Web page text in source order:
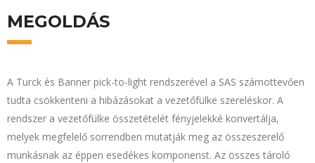
MEGOLDÁS
A Turck és Banner pick-to-light rendszerével a SAS számottevően
tudta csökkenteni a hibázásokat a vezetőfülke szereléskor. A
rendszer a vezetőfülke összetételét fényjelekké konvertálja,
melyek megfelelő sorrendben mutatják meg az összeszerelő
munkásnak az éppen esedékes komponenst. Az összes tároló